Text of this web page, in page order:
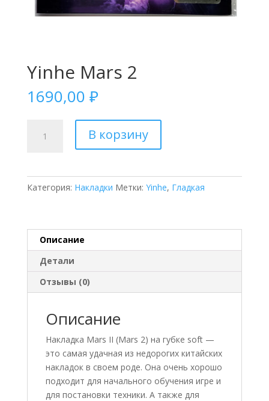
Yinhe Mars 2
1690,00 ₽
товара
В корзину
Категория: Накладки Метки: Yinhe, Гладкая
Описание
Детали
Отзывы (0)
Описание
Накладка Mars II (Mars 2) на губке soft —
это самая удачная из недорогих китайских
накладок в своем роде. Она очень хорошо
подходит для начального обучения игре и
для постановки техники. А также для